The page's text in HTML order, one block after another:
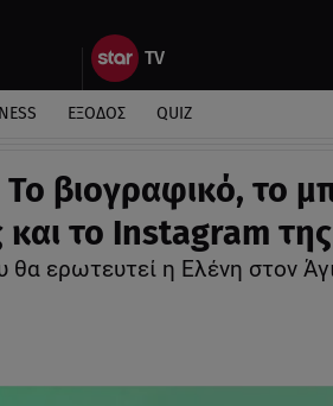
ΕΞΟΔΟΣ QUIZ
βιογραφικό, το
το Instagram της
θα ερωτευτεί η Ελένη στον